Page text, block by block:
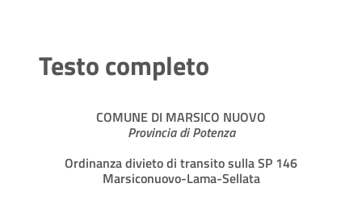
Testo completo
COMUNE DI MARSICO NUOVO
Provincia di Potenza
Ordinanza divieto di transito sulla SP 146
Marsiconuovo-Lama-Sellata